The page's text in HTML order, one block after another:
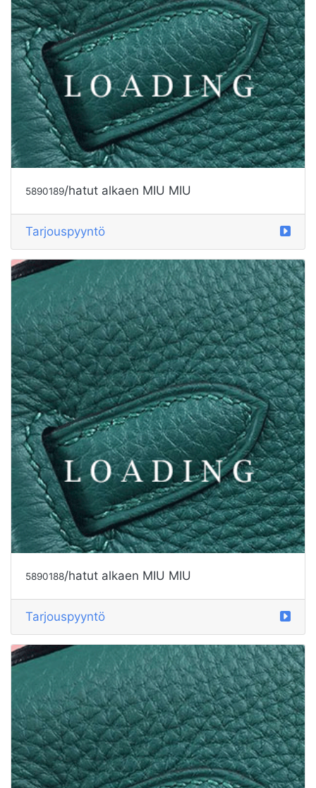
5890189/hatut alkaen MIU MIU
Tarjouspyyntö